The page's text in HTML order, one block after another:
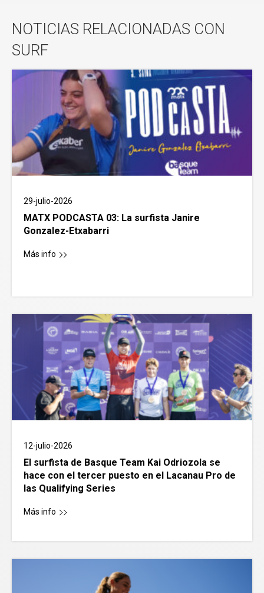
NOTICIAS RELACIONADAS CON
SURF
29-julio-2026
MATX PODCASTA 03: La surfista Janire
Gonzalez-Etxabarri
Más info
12-julio-2026
El surfista de Basque Team Kai Odriozola se
hace con el tercer puesto en el Lacanau Pro de
las Qualifying Series
Más info